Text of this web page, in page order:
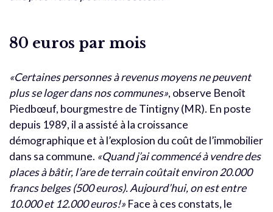
80 euros par mois
«Certaines personnes à revenus moyens ne peuvent
plus se loger dans nos communes», observe Benoît
Piedbœuf, bourgmestre de Tintigny (MR). En poste
depuis 1989, il a assisté à la croissance
démographique et à l’explosion du coût de l’immobilier
dans sa commune. «Quand j’ai commencé à vendre des
places à bâtir, l’are de terrain coûtait environ 20.000
francs belges (500 euros). Aujourd’hui, on est entre
10.000 et 12.000 euros!» Face à ces constats, le